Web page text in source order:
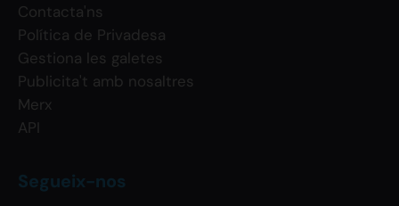
Contacta'ns
Política de Privadesa
Gestiona les galetes
Publicita't amb nosaltres
Merx
API
Segueix-nos